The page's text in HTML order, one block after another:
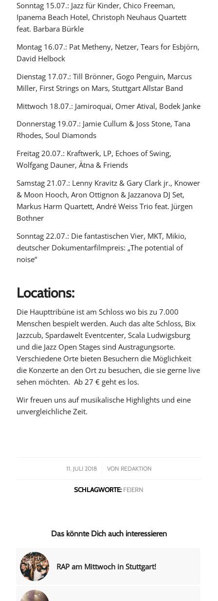
Sonntag 15.07.: Jazz für Kinder, Chico Freeman,
Ipanema Beach Hotel, Christoph Neuhaus Quartett
feat. Barbara Bürkle
Montag 16.07.: Pat Metheny, Netzer, Tears for Esbjörn,
David Helbock
Dienstag 17.07.: Till Brönner, Gogo Penguin, Marcus
Miller, First Strings on Mars, Stuttgart Allstar Band
Mittwoch 18.07.: Jamiroquai, Omer Atival, Bodek Janke
Donnerstag 19.07.: Jamie Cullum & Joss Stone, Tana
Rhodes, Soul Diamonds
Freitag 20.07.: Kraftwerk, LP, Echoes of Swing,
Wolfgang Dauner, Ätna & Friends
Samstag 21.07.: Lenny Kravitz & Gary Clark jr., Knower
& Moon Hooch, Aron Ottignon & Jazzanova DJ Set,
Markus Harm Quartett, André Weiss Trio feat. Jürgen
Bothner
Sonntag 22.07.: Die fantastischen Vier, MKT, Mikio,
deutscher Dokumentarfilmpreis: „The potential of
noise“
Locations:
Die Haupttribüne ist am Schloss wo bis zu 7.000
Menschen bespielt werden. Auch das alte Schloss, Bix
Jazzcub, Spardawelt Eventcenter, Scala Ludwigsburg
und die Jazz Open Stages sind Austragungsorte.
Verschiedene Orte bieten Besuchern die Möglichkeit
die Konzerte an den Ort zu besuchen, die sie gerne live
sehen möchten. Ab 27 € geht es los.
Wir freuen uns auf musikalische Highlights und eine
unvergleichliche Zeit.
11. JULI 2018
/ VON REDAKTION
SCHLAGWORTE: FEIERN
Das könnte Dich auch interessieren
RAP am Mittwoch in Stuttgart!